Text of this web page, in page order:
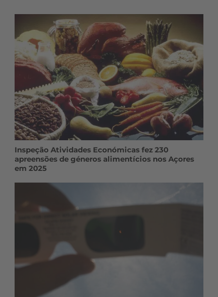
Inspeção Atividades Económicas fez 230
apreensões de géneros alimentícios nos Açores
em 2025